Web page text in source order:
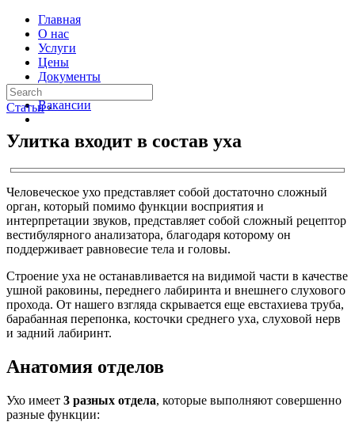
Главная
О нас
Услуги
Цены
Документы
Контакты
Вакансии
Статьи ›
Улитка входит в состав уха
Человеческое ухо представляет собой достаточно сложный
орган, который помимо функции восприятия и
интерпретации звуков, представляет собой сложный рецептор
вестибулярного анализатора, благодаря которому он
поддерживает равновесие тела и головы.
Строение уха не останавливается на видимой части в качестве
ушной раковины, переднего лабиринта и внешнего слухового
прохода. От нашего взгляда скрывается еще евстахиева труба,
барабанная перепонка, косточки среднего уха, слуховой нерв
и задний лабиринт.
Анатомия отделов
Ухо имеет 3 разных отдела, которые выполняют совершенно
разные функции: